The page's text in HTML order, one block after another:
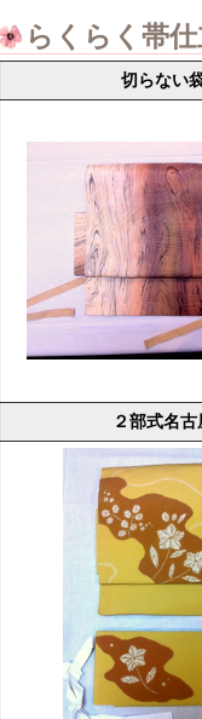
らくらく帯
切らない
２部式名古